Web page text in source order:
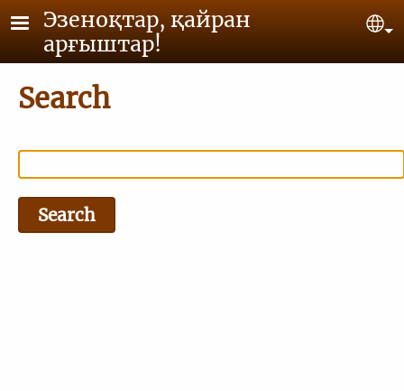
Skip to main content
Эзеноқтар, қайран
арғыштар!
Search